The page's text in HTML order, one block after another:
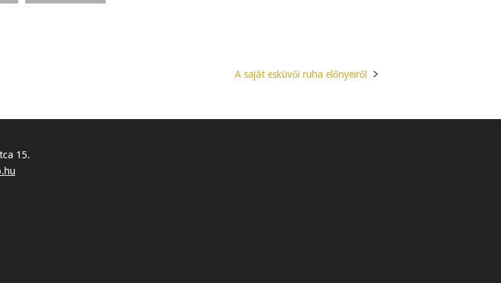
A saját esküvői ruha előnyeiről
15.